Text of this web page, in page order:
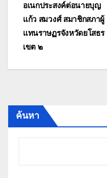
อเนกประสงค์ต่อนายบุญ
แก้ว สมวงศ์ สมาชิกสภาผู้
แทนราษฏรจังหวัดยโสธร
เขต ๒
ค้นหา